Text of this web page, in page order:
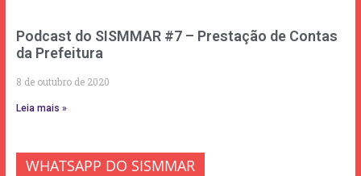
Podcast do SISMMAR #7 – Prestação de Contas
da Prefeitura
8 de outubro de 2020
Leia mais »
WHATSAPP DO SISMMAR